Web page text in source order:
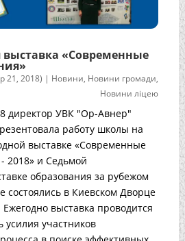
«Современные
21, 2018) | Новини, Новини громади,
Новини ліцею
директор УВК "Ор-Авнер"
работу школы на
выставке «Современные
2018» и Седьмой
образования за рубежом
состоялись в Киевском Дворце
выставка проводится
участников